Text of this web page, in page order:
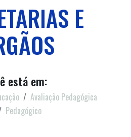
E
está em:
Avaliação Pedagógica
Pedagógico